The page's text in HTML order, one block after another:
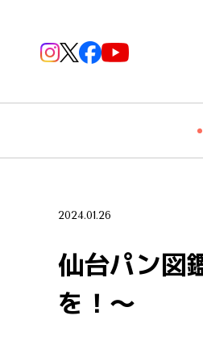
2024.01.26
仙台パン
を！～